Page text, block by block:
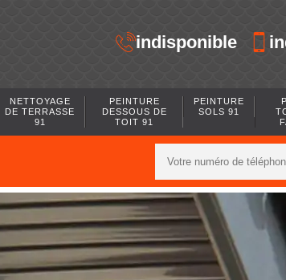
indisponible
NETTOYAGE
DE TERRASSE
91
PEINTURE
DESSOUS DE
TOIT 91
PEINTURE
SOLS 91